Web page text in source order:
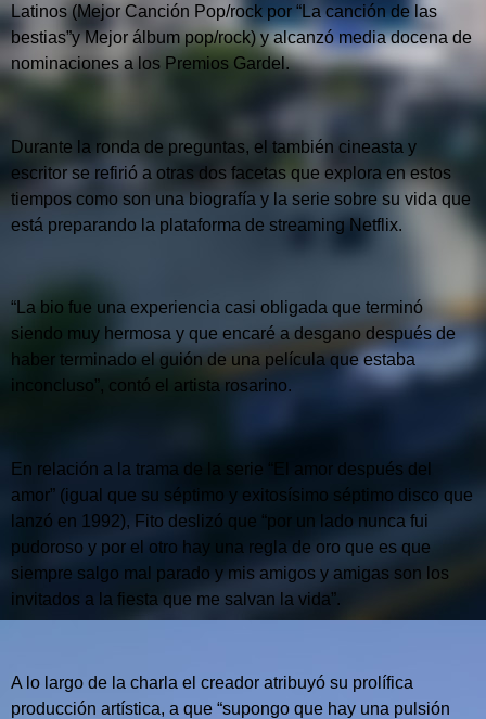
Latinos (Mejor Canción Pop/rock por “La canción de las
bestias”y Mejor álbum pop/rock) y alcanzó media docena de
nominaciones a los Premios Gardel.
Durante la ronda de preguntas, el también cineasta y
escritor se refirió a otras dos facetas que explora en estos
tiempos como son una biografía y la serie sobre su vida que
está preparando la plataforma de streaming Netflix.
“La bio fue una experiencia casi obligada que terminó
siendo muy hermosa y que encaré a desgano después de
haber terminado el guión de una película que estaba
inconcluso”, contó el artista rosarino.
En relación a la trama de la serie “El amor después del
amor” (igual que su séptimo y exitosísimo séptimo disco que
lanzó en 1992), Fito deslizó que “por un lado nunca fui
pudoroso y por el otro hay una regla de oro que es que
siempre salgo mal parado y mis amigos y amigas son los
invitados a la fiesta que me salvan la vida”.
A lo largo de la charla el creador atribuyó su prolífica
producción artística, a que “supongo que hay una pulsión